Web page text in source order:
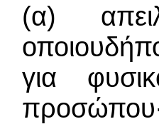
(α)
για